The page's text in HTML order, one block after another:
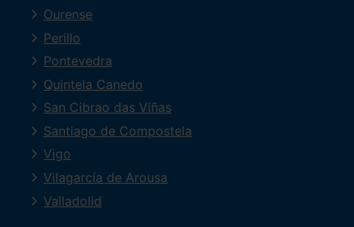
Ourense
Perillo
Pontevedra
Quintela Canedo
San Cibrao das Viñas
Santiago de Compostela
Vigo
Vilagarcía de Arousa
Valladolid